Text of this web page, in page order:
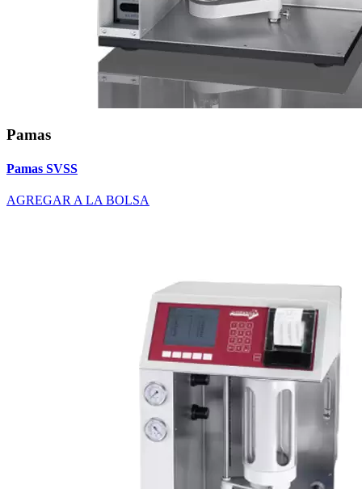
Pamas
Pamas SVSS
AGREGAR A LA BOLSA